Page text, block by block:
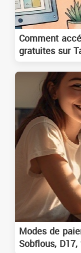
Comment
gratuites sur
Modes de
Sobflous,